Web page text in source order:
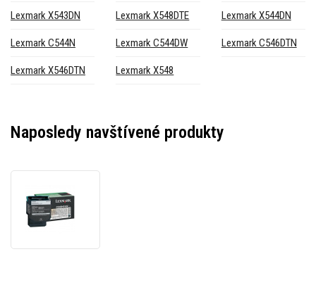
Lexmark X543DN Lexmark X548DTE Lexmark X544DN
Lexmark C544N Lexmark C544DW Lexmark C546DTN
Lexmark X546DTN Lexmark X548
Naposledy navštívené produkty
originální